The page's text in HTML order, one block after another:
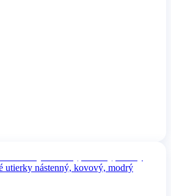
utierky nástenný, kovový, modrý